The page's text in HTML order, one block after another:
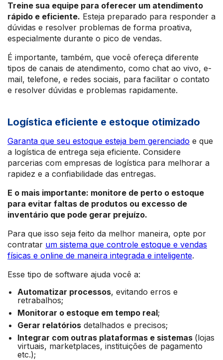
Treine sua equipe para oferecer um atendimento
rápido e eficiente. Esteja preparado para responder a
dúvidas e resolver problemas de forma proativa,
especialmente durante o pico de vendas.
É importante, também, que você ofereça diferente
tipos de canais de atendimento, como chat ao vivo, e-
mail, telefone, e redes sociais, para facilitar o contato
e resolver dúvidas e problemas rapidamente.
Logística eficiente e estoque otimizado
Garanta que seu estoque esteja bem gerenciado e que
a logística de entrega seja eficiente. Considere
parcerias com empresas de logística para melhorar a
rapidez e a confiabilidade das entregas.
E o mais importante: monitore de perto o estoque
para evitar faltas de produtos ou excesso de
inventário que pode gerar prejuízo.
Para que isso seja feito da melhor maneira, opte por
contratar um sistema que controle estoque e vendas
físicas e online de maneira integrada e inteligente.
Esse tipo de software ajuda você a:
Automatizar processos, evitando erros e
retrabalhos;
Monitorar o estoque em tempo real;
Gerar relatórios detalhados e precisos;
Integrar com outras plataformas e sistemas (lojas
virtuais, marketplaces, instituições de pagamento
etc.);